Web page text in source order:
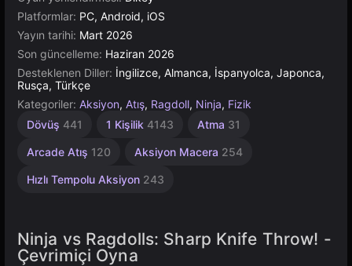
Platformlar: PC, Android, iOS
Yayın tarihi: Mart 2026
Son güncelleme: Haziran 2026
Desteklenen Diller: İngilizce, Almanca, İspanyolca, Japonca,
Rusça, Türkçe
Kategoriler: Aksiyon, Atış, Ragdoll, Ninja, Fizik
Dövüş 441 1 Kişilik 4143 Atma 31
Arcade Atış 120 Aksiyon Macera 254
Hızlı Tempolu Aksiyon 243
Ninja vs Ragdolls: Sharp Knife Throw! -
Çevrimiçi Oyna